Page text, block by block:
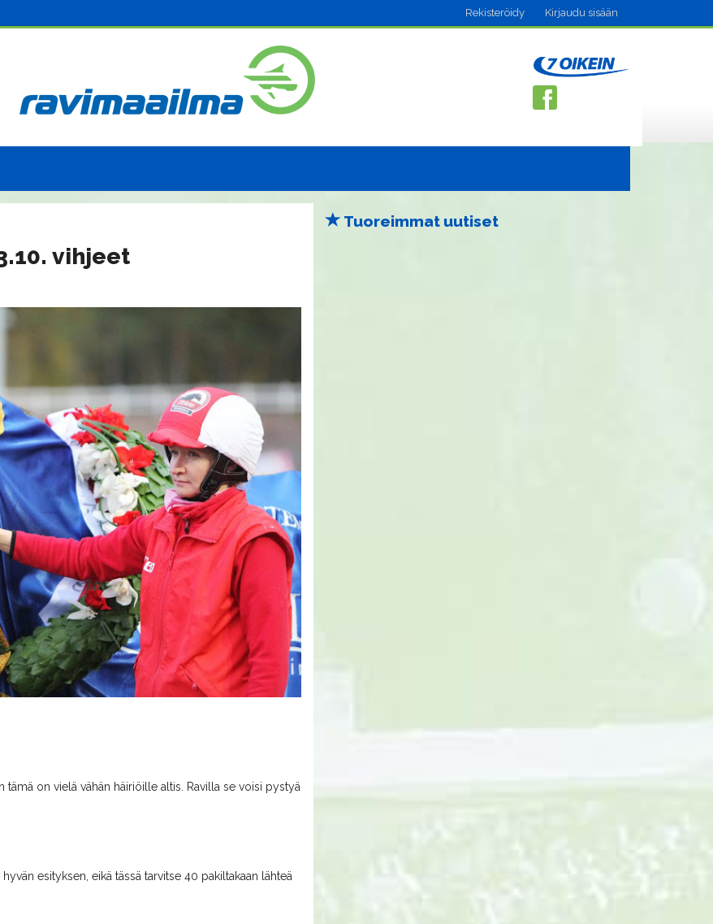
Rekisteröidy Kirjaudu sisään
vihjeet
on vielä vähän häiriöille altis. Ravilla se voisi pystyä
esityksen, eikä tässä tarvitse 40 pakiltakaan lähteä
Tuoreimmat uutiset